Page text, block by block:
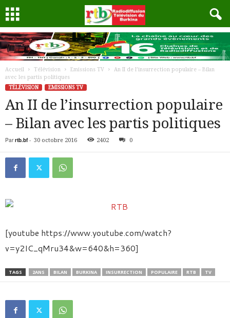
Accueil Télévision Emissions TV
An II de l’insurrection populaire – Bilan
avec les partis politiques
TÉLÉVISION
EMISSIONS TV
An II de l’insurrection populaire
– Bilan avec les partis politiques
Par rtb.bf- 30 octobre 2016 2402 0
[youtube https://www.youtube.com/watch?
v=y2IC_qMru34&w=640&h=360]
TAGS 2ANS BILAN BURKINA INSURRECTION POPULAIRE RTB TV